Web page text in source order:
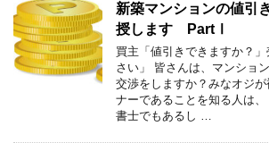
新築マンションの値引
授します PartⅠ
買主「値引きできますか？
さい」 皆さんは、マンショ
交渉をしますか？みなオジ
ナーであることを知る人は
書士でもあるし …